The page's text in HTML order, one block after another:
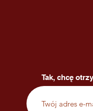
Tak, chcę